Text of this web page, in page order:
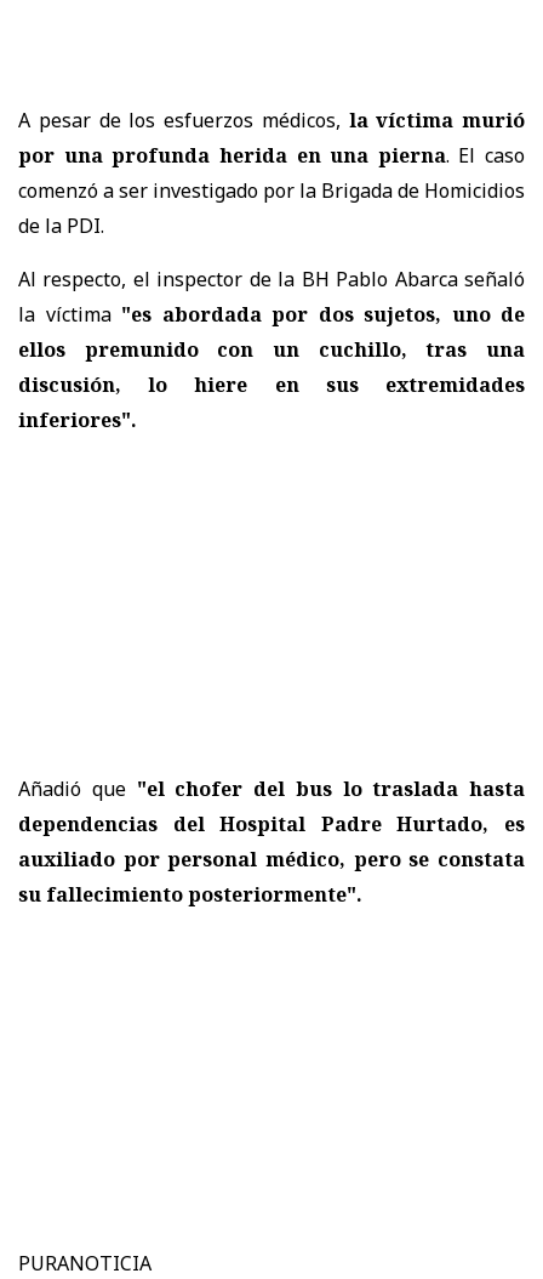
A pesar de los esfuerzos médicos, la víctima murió
por una profunda herida en una pierna. El caso
comenzó a ser investigado por la Brigada de Homicidios
de la PDI.
Al respecto, el inspector de la BH Pablo Abarca señaló
la víctima "es abordada por dos sujetos, uno de
ellos premunido con un cuchillo, tras una
discusión, lo hiere en sus extremidades
inferiores".
Añadió que "el chofer del bus lo traslada hasta
dependencias del Hospital Padre Hurtado, es
auxiliado por personal médico, pero se constata
su fallecimiento posteriormente".
PURANOTICIA